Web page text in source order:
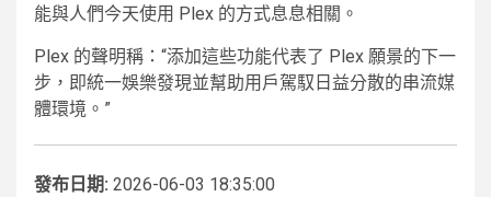
能與人們今天使用 Plex 的方式息息相關。
Plex 的聲明稱：“添加這些功能代表了 Plex 願景的下一
步，即統一娛樂發現並幫助用戶駕馭日益分散的串流媒
體環境。”
發布日期: 2026-06-03 18:35:00